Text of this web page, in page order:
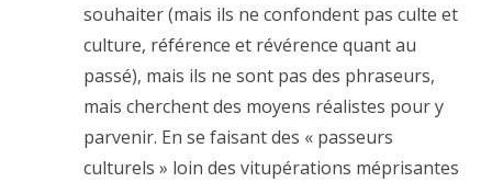
souhaiter (mais ils ne confondent pas culte et
culture, référence et révérence quant au
passé), mais ils ne sont pas des phraseurs,
mais cherchent des moyens réalistes pour y
parvenir. En se faisant des « passeurs
culturels » loin des vitupérations méprisantes